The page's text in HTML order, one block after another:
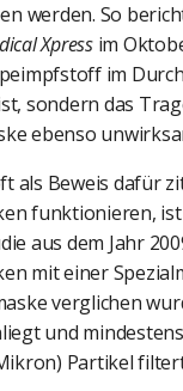
werden. So
Xpressim
im
sondern das
ebenso
als Beweis dafür
funktionieren,
aus dem Jahr
mit einer
verglichen
und
Partikel